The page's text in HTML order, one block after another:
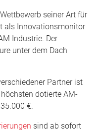
seiner Art für
als Innovationsmonitor
Industrie. Der
unter dem Dach
Partner ist
dotierte AM-
€.
sind ab sofort